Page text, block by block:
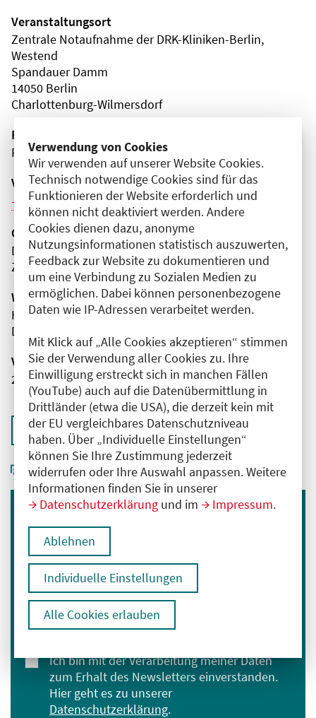
Verwendung von Cookies
Wir verwenden auf unserer Website Cookies.
Technisch notwendige Cookies sind für das
Funktionieren der Website erforderlich und
können nicht deaktiviert werden. Andere
Cookies dienen dazu, anonyme
Nutzungsinformationen statistisch auszuwerten,
Feedback zur Website zu dokumentieren und
um eine Verbindung zu Sozialen Medien zu
ermöglichen. Dabei können personenbezogene
Daten wie IP-Adressen verarbeitet werden.
Mit Klick auf „Alle Cookies akzeptieren“ stimmen
Sie der Verwendung aller Cookies zu. Ihre
Einwilligung erstreckt sich in manchen Fällen
(YouTube) auch auf die Datenübermittlung in
Drittländer (etwa die USA), die derzeit kein mit
der EU vergleichbares Datenschutzniveau
haben. Über „Individuelle Einstellungen“
können Sie Ihre Zustimmung jederzeit
widerrufen oder Ihre Auswahl anpassen. Weitere
Informationen finden Sie in unserer
Datenschutzerklärung und im Impressum.
Ablehnen
Individuelle Einstellungen
Alle Cookies erlauben
Veranstaltungsort
Zentrale Notaufnahme der DRK-Kliniken-Berlin,
Westend
Spandauer Damm
14050 Berlin
Charlottenburg-Wilmersdorf
Fortbildungsformat
Präsenz
Veranstaltungsreihe
Weitere Veranstaltungen dieser Reihe (8)
Organisator(en)
DRK Kliniken Berlin | Westend
Zentrale Notaufnahme
Wissenschaftliche Leitung
Herr Markus Sielaff
DRK Kliniken Berlin | Westend
Veranstaltungsnummer
2761102026025320117
Zurück zur Übersicht
Immer informiert bleiben
Melden Sie sich für unseren Newsletter an:
E-Mail-Adresse eingeben
Ich bin mit der Verarbeitung meiner Daten
zum Erhalt des Newsletters einverstanden.
Hier geht es zu unserer
Datenschutzerklärung.
Anmelden